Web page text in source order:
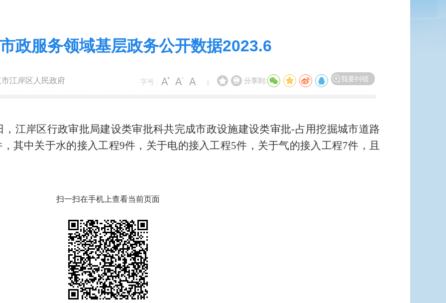
政服务领域基层政务公开数据2023.6
我要纠错
分享到:
字号 : |
江岸区人民政府
，江岸区行政审批局建设类审批科共完成市政设施建设类审批-占用挖掘城市道路
，其中关于水的接入工程9件，关于电的接入工程5件，关于气的接入工程7件，且
扫一扫在手机上查看当前页面